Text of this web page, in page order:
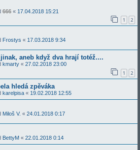
666 « 17.04.2018 15:21
1 2
Frostys « 17.03.2018 9:34
aneb když dva hrají totéž....
kmarty « 27.02.2018 23:00
1 2
hledá zpěváka
karelpisa « 19.02.2018 12:55
Miloš V. « 24.01.2018 0:17
BettyM « 22.01.2018 0:14